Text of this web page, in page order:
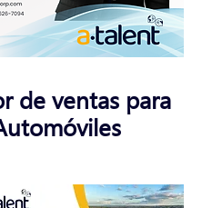
de ventas para